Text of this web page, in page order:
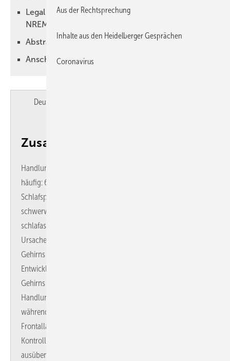
Legal and forensic evaluation of parasomnias:
NREM parasomnias
Abstract
Anschrift des Verfassers
Deutsch
Zusammenfassung
Handlungsautomatismen im Schlaf (Parasomnien) sind
häufig: 67 % aller Erwachsenen berichten über
Schlafsprechen, 22 % über Schlafwandeln (davon 20 % mit
schwerwiegenden Verletzungen) und 7 % über
schlafassoziierte sexuelle Handlungsautomatismen. Die
Ursache dafür liegt in der Neigung des menschlichen
Gehirns zum „dissoziierten“ Erwachen:
Entwicklungsgeschichtlich früh entstandene Teile des
Gehirns (wie z. B. das Limbische System, auf dem instinktive
Handlungsschablonen abgespeichert sind) wachen auf,
während andere, spät gebildete Hirnareale (z. B. der obere
Frontallappen) im Tiefschlaf verbleiben und somit ihre
Kontrollfunktion über das menschliche Handeln nicht
ausüben können. Hieraus können komplexe
Aus der Rechtsprechung
Inhalte aus den Heidelberger Gesprächen
Coronavirus